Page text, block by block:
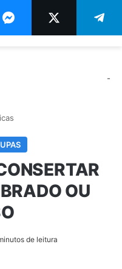
-
OU
de leitura